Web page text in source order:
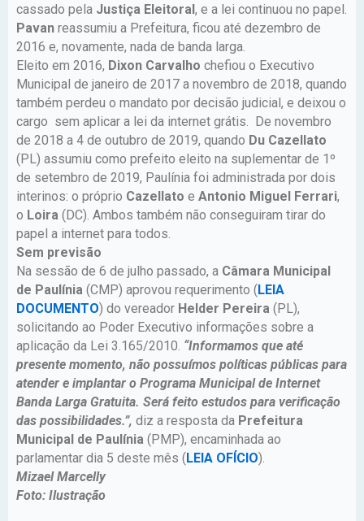
cassado pela Justiça Eleitoral, e a lei continuou no papel.
Pavan reassumiu a Prefeitura, ficou até dezembro de
2016 e, novamente, nada de banda larga.
Eleito em 2016, Dixon Carvalho chefiou o Executivo
Municipal de janeiro de 2017 a novembro de 2018, quando
também perdeu o mandato por decisão judicial, e deixou o
cargo sem aplicar a lei da internet grátis. De novembro
de 2018 a 4 de outubro de 2019, quando Du Cazellato
(PL) assumiu como prefeito eleito na suplementar de 1º
de setembro de 2019, Paulínia foi administrada por dois
interinos: o próprio Cazellato e Antonio Miguel Ferrari,
o Loira (DC). Ambos também não conseguiram tirar do
papel a internet para todos.
Sem previsão
Na sessão de 6 de julho passado, a Câmara Municipal
de Paulínia (CMP) aprovou requerimento (LEIA
DOCUMENTO) do vereador Helder Pereira (PL),
solicitando ao Poder Executivo informações sobre a
aplicação da Lei 3.165/2010. “Informamos que até
presente momento, não possuímos políticas públicas para
atender e implantar o Programa Municipal de Internet
Banda Larga Gratuita. Será feito estudos para verificação
das possibilidades.”, diz a resposta da Prefeitura
Municipal de Paulínia (PMP), encaminhada ao
parlamentar dia 5 deste mês (LEIA OFÍCIO).
Mizael Marcelly
Foto: Ilustração